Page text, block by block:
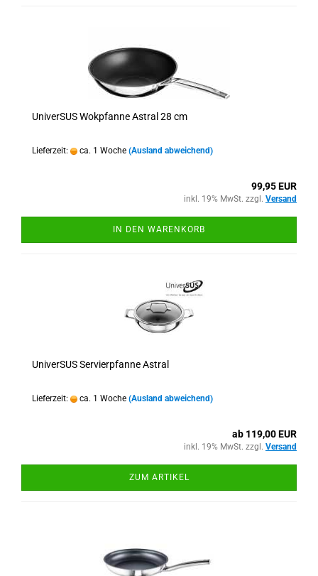
UniverSUS Wokpfanne Astral 28 cm
Lieferzeit: ca. 1 Woche (Ausland abweichend)
99,95 EUR
inkl. 19% MwSt. zzgl. Versand
IN DEN WARENKORB
UniverSUS Servierpfanne Astral
Lieferzeit: ca. 1 Woche (Ausland abweichend)
ab 119,00 EUR
inkl. 19% MwSt. zzgl. Versand
ZUM ARTIKEL